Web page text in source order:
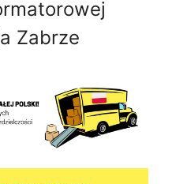
Zabrze